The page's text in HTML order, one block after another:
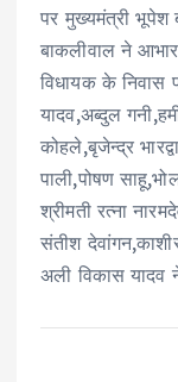
पर मुख्यमंत्री भूपेश
बाकलीवाल ने
विधायक के निवास
यादव,अब्दुल
कोहले,बृजेन्द्र
पाली,पोषण
श्रीमती रत्ना
संतीश
अली विकास यादव